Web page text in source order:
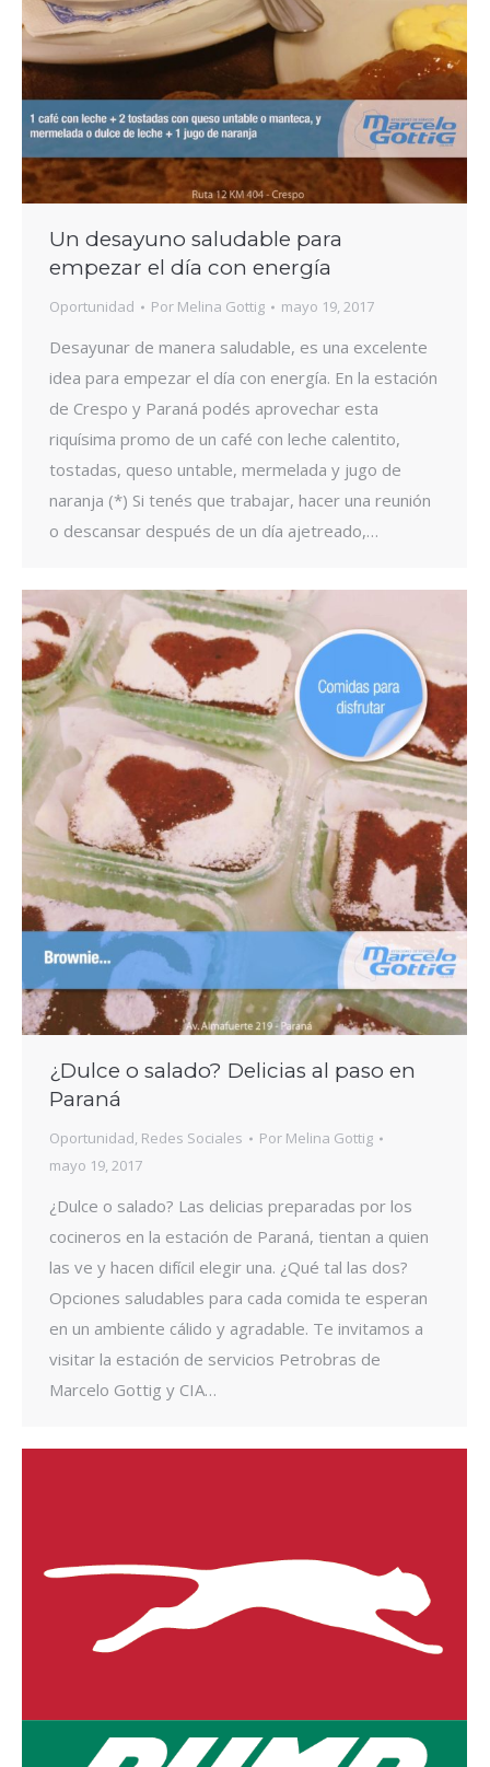
Un desayuno saludable para
empezar el día con energía
Oportunidad Por Melina Gottig mayo 19, 2017
Desayunar de manera saludable, es una excelente
idea para empezar el día con energía. En la estación
de Crespo y Paraná podés aprovechar esta
riquísima promo de un café con leche calentito,
tostadas, queso untable, mermelada y jugo de
naranja (*) Si tenés que trabajar, hacer una reunión
o descansar después de un día ajetreado,…
¿Dulce o salado? Delicias al paso en
Paraná
Oportunidad, Redes Sociales Por Melina Gottig
mayo 19, 2017
¿Dulce o salado? Las delicias preparadas por los
cocineros en la estación de Paraná, tientan a quien
las ve y hacen difícil elegir una. ¿Qué tal las dos?
Opciones saludables para cada comida te esperan
en un ambiente cálido y agradable. Te invitamos a
visitar la estación de servicios Petrobras de
Marcelo Gottig y CIA…